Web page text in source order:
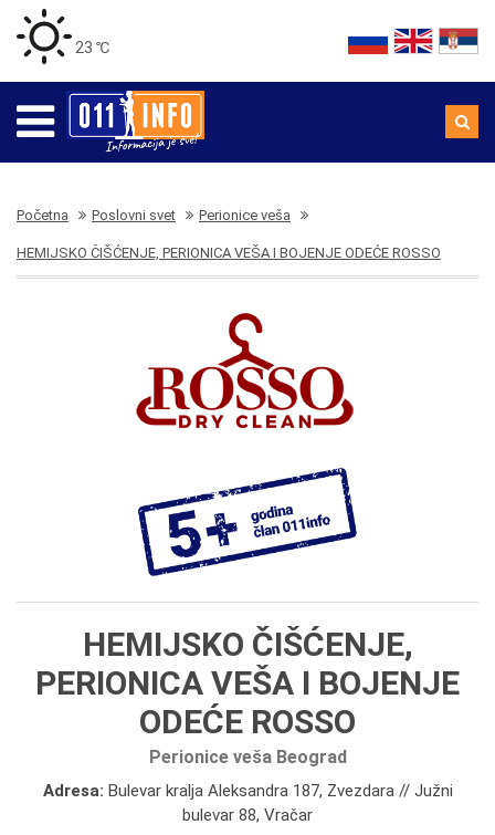
23 ℃
Početna Poslovni svet Perionice veša
HEMIJSKO ČIŠĆENJE, PERIONICA VEŠA I BOJENJE ODEĆE ROSSO
HEMIJSKO ČIŠĆENJE,
PERIONICA VEŠA I BOJENJE
ODEĆE ROSSO
Perionice veša Beograd
Adresa: Bulevar kralja Aleksandra 187, Zvezdara // Južni
bulevar 88, Vračar